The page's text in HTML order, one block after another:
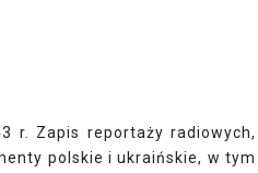
r. Zapis reportaży radiowych,
polskie i ukraińskie, w tym